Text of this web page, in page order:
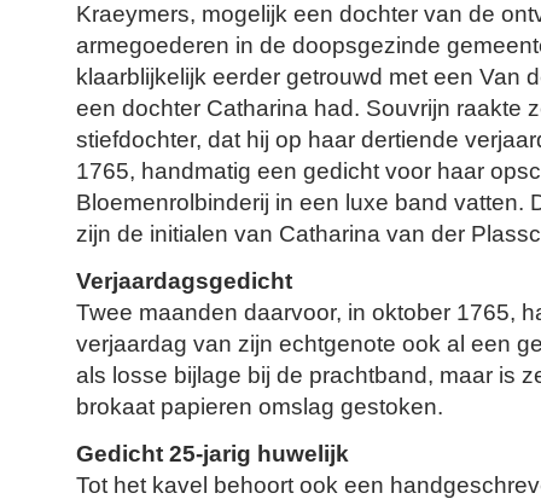
Kraeymers, mogelijk een dochter van de
armegoederen in de doopsgezinde
klaarblijkelijk eerder getrouwd met een Van
een dochter Catharina had. Souvrijn raakte
stiefdochter, dat hij op haar dertiende
1765, handmatig een gedicht voor haar
Bloemenrolbinderij in een luxe band vatten.
zijn de initialen van Catharina van der
Verjaardagsgedicht
Twee maanden daarvoor, in oktober 1765,
verjaardag van zijn echtgenote ook al een
als losse bijlage bij de prachtband, maar is
brokaat papieren omslag gestoken.
Gedicht 25-jarig huwelijk
Tot het kavel behoort ook een